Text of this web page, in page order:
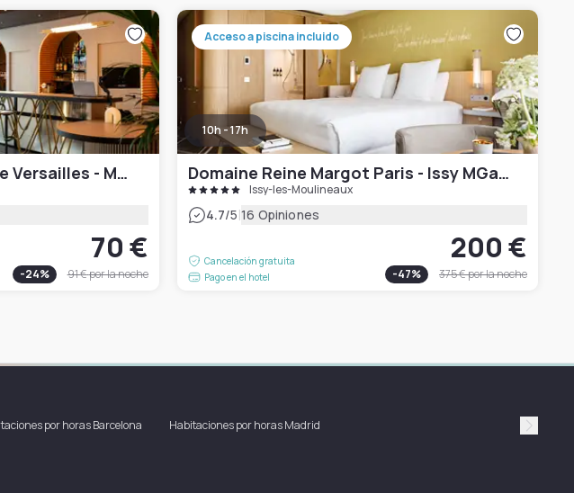
Ibis Styles Paris Porte de Versailles - Mairie d'Issy
70 €
-24% 91 €por la noche
Acceso a piscina incluido
10h - 17h
Domaine Reine Margot Paris - Issy MGallery Collection
Issy-les-Moulineaux
4.7/5|16 Opiniones
Cancelación gratuita
Pago en el hotel
200 €
-47% 375 €por la noche
por horas Barcelona Habitaciones por horas Madrid